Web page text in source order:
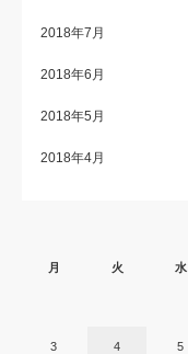
2018年7月
2018年6月
2018年5月
2018年4月
月
火 水
3 4 5